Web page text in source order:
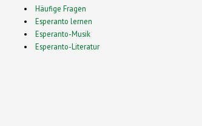
Häufige Fragen
Esperanto lernen
Esperanto-Musik
Esperanto-Literatur